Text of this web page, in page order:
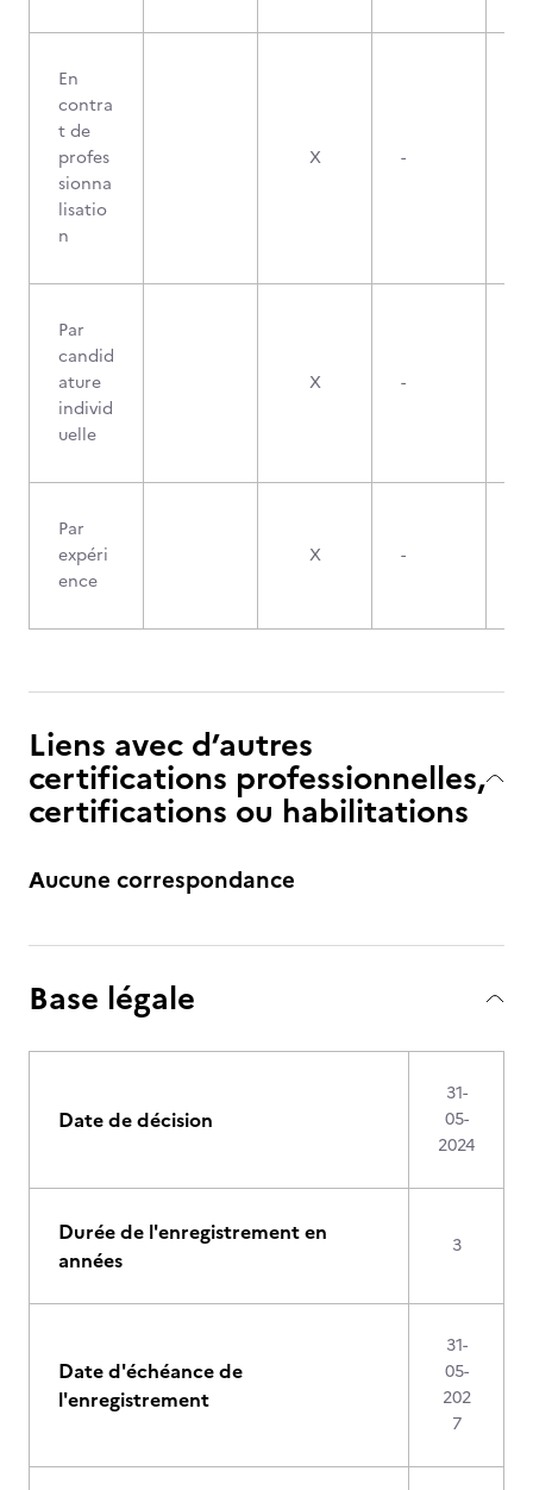
En
contra
t de
profes
sionna
lisatio
n
X -
Par
candid
ature
individ
uelle
X -
Par
expéri
ence
X -
Liens avec d’autres
certifications professionnelles,
certifications ou habilitations
Aucune correspondance
Base légale
Date de décision
31-
05-
2024
Durée de l'enregistrement en
années
3
Date d'échéance de
l'enregistrement
31-
05-
202
7